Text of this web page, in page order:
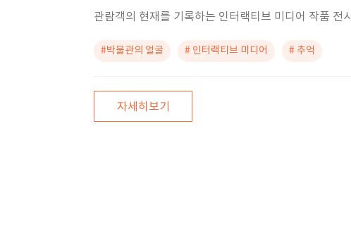
관람객의 현재를 기록하는 인터랙티브 미디어 작품 전시
#박물관의 얼굴 # 인터랙티브 미디어 # 추억
자세히보기